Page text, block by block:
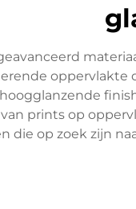
oppervlakte
prints op
die op zoek zijn